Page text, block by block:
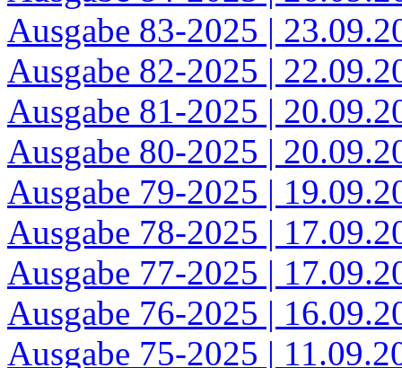
Ausgabe 83-2025 |
Ausgabe 82-2025 |
Ausgabe 81-2025 |
Ausgabe 80-2025 |
Ausgabe 79-2025 |
Ausgabe 78-2025 |
Ausgabe 77-2025 |
Ausgabe 76-2025 |
Ausgabe 75-2025 |